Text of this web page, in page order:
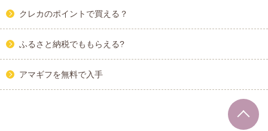
クレカのポイントで買える？
ふるさと納税でももらえる?
アマギフを無料で入手